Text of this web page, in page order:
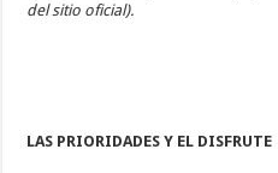
del sitio oficial).
LAS PRIORIDADES Y EL DISFRUTE